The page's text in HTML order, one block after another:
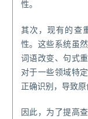
性。
其次，现有的查
性。这些系统虽
词语改变、句式
对于一些领域特
正确识别，导致原
因此，为了提高